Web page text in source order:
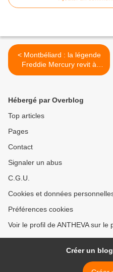
< Montbéliard : la légende
Freddie Mercury revit à
l'Axone grâce à "One night
Hébergé par Overblog
Top articles
Pages
Contact
Signaler un abus
C.G.U.
Cookies et données
Préférences cookies
Voir le profil de ANTHEVA sur le
Créer un